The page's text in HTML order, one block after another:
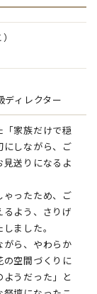
ディレクター
「家族だけで穏
にしながら、ご
送りになるよ
ゃったため、ご
よう、さりげ
ました。
がら、やわらか
の空間づくりに
うだった」と